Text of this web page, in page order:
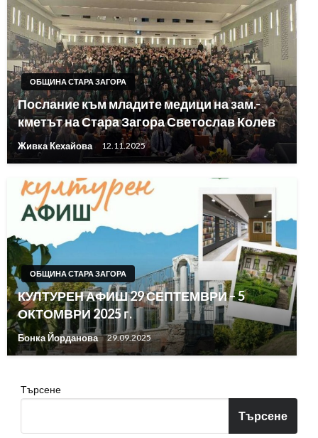
ОБЩИНА СТАРА ЗАГОРА
Послание към младите медици на зам.-
кметът на Стара Загора Светослав Колев
Живка Кехайова 12.11.2025
ОБЩИНА СТАРА ЗАГОРА
КУЛТУРЕН АФИШ 29 СЕПТЕМВРИ – 5
ОКТОМВРИ 2025 г.
Бонка Йорданова 29.09.2025
Търсене
Търсене